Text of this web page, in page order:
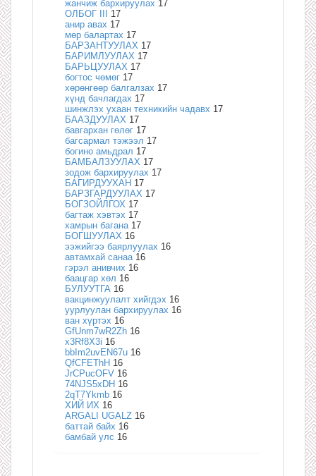
жанчиж бархируулах 17
ОЛБОГ III 17
анир авах 17
мөр балартах 17
БАРЗАНТУУЛАХ 17
БАРИМЛУУЛАХ 17
БАРЬЦУУЛАХ 17
богтос чөмөг 17
хөрөнгөөр балгалзах 17
хүнд бачлагдах 17
шинжлэх ухаан техникийн чадавх 17
БААЗДУУЛАХ 17
бавгархан гөлөг 17
багсармал тэжээл 17
богино амьдрал 17
БАМБАЛЗУУЛАХ 17
зодож бархируулах 17
БАГИРДУУХАН 17
БАРЗГАРДУУЛАХ 17
БОГЗОЙЛГОХ 17
багтаж хэвтэх 17
хамрын багана 17
БОГШУУЛАХ 16
ээжийгээ баярлуулах 16
автамхай санаа 16
гэрэл анивчих 16
баацгар хөл 16
БУЛУУТГА 16
вакцинжуулалт хийгдэх 16
уурлуулан бархируулах 16
ван хүртэх 16
GfUnm7wR2Zh 16
x3Rf8X3i 16
bbIm2uvEN67u 16
QfCFEThH 16
JrCPucOFV 16
74NJS5xDH 16
2qT7Ykmb 16
ХИЙ ИХ 16
ARGALI UGALZ 16
баттай байх 16
бамбай улс 16